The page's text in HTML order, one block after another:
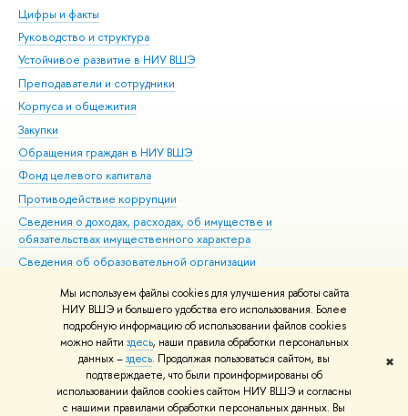
Мы используем файлы cookies для улучшения работы сайта
НИУ ВШЭ и большего удобства его использования. Более
подробную информацию об использовании файлов cookies
можно найти здесь, наши правила обработки персональных
данных –здесь. Продолжая пользоваться сайтом, вы
подтверждаете, что были проинформированы об
использовании файлов cookies сайтом НИУ ВШЭ и согласны
с нашими правилами обработки персональных данных. Вы
✖
Цифры и факты
Руководство и структура
Устойчивое развитие в НИУ ВШЭ
Преподаватели и сотрудники
Корпуса и общежития
Закупки
Обращения граждан в НИУ ВШЭ
Фонд целевого капитала
Противодействие коррупции
Сведения о доходах, расходах, об имуществе и
обязательствах имущественного характера
Сведения об образовательной организации
Людям с ограниченными возможностями здоровья
Единая платежная страница
Работа в Вышке
© НИУ ВШЭ 1993–2026 Адреса и контакты Условия использования
материалов Политика конфиденциальности Карта сайта